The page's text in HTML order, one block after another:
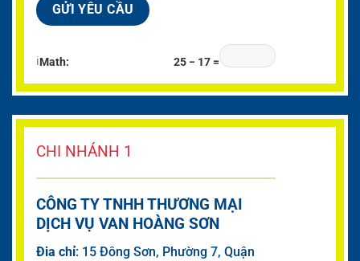
ℹMath: 25 − 17 =
CHI NHÁNH 1
CÔNG TY TNHH THƯƠNG MẠI
DỊCH VỤ VAN HOÀNG SƠN
Đia chỉ: 15 Đông Sơn, Phường 7, Quận